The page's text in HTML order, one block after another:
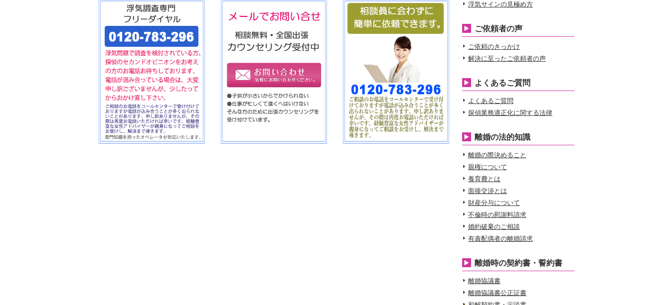
浮気サインの見極め方
ご依頼者の声
ご依頼のきっかけ
解決に至ったご依頼者の声
よくあるご質問
よくあるご質問
探偵業務適正化に関する法律
離婚の法的知識
離婚の際決めること
親権について
養育費とは
面接交渉とは
財産分与について
不倫時の慰謝料請求
婚約破棄のご相談
有責配偶者の離婚請求
離婚時の契約書・誓約書
離婚協議書
離婚協議書公正証書